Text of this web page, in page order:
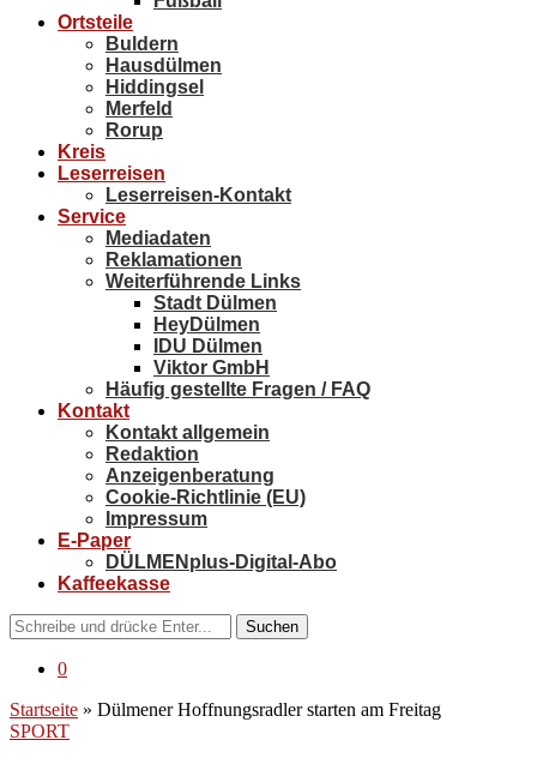
Ortsteile
Buldern
Hausdülmen
Hiddingsel
Merfeld
Rorup
Kreis
Leserreisen
Leserreisen-Kontakt
Service
Mediadaten
Reklamationen
Weiterführende Links
Stadt Dülmen
HeyDülmen
IDU Dülmen
Viktor GmbH
Häufig gestellte Fragen / FAQ
Kontakt
Kontakt allgemein
Redaktion
Anzeigenberatung
Cookie-Richtlinie (EU)
Impressum
E-Paper
DÜLMENplus-Digital-Abo
Kaffeekasse
Suchen
0
Startseite » Dülmener Hoffnungsradler starten am Freitag
SPORT